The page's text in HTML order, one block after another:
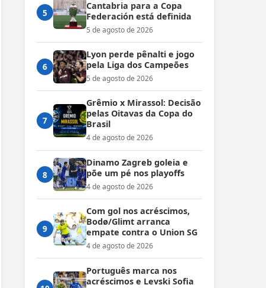
5
Cantabria para a Copa
Federación está definida
5 de agosto de 2026
6
Lyon perde pênalti e jogo
pela Liga dos Campeões
5 de agosto de 2026
7
Grêmio x Mirassol: Decisão
pelas Oitavas da Copa do
Brasil
4 de agosto de 2026
8
Dinamo Zagreb goleia e
põe um pé nos playoffs
4 de agosto de 2026
9
Com gol nos acréscimos,
Bodø/Glimt arranca
empate contra o Union SG
4 de agosto de 2026
Português marca nos
acréscimos e Levski Sofia